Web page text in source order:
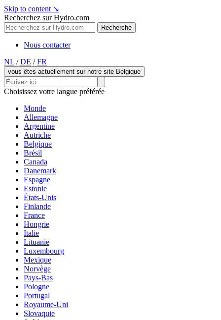
Skip to content ↘
Recherchez sur Hydro.com
Recherche
Nous contacter
NL / DE / FR
vous êtes actuellement sur notre site Belgique
Choisissez votre langue préférée
Monde
Allemagne
Argentine
Autriche
Belgique
Brésil
Canada
Danemark
Espagne
Estonie
États-Unis
Finlande
France
Hongrie
Italie
Lituanie
Luxembourg
Mexique
Norvège
Pays-Bas
Pologne
Portugal
Royaume-Uni
Slovaquie